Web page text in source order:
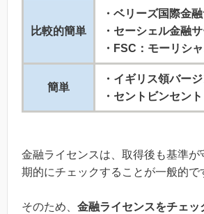
比較的簡単
・ベリーズ国際金
・セーシェル金融
・FSC：モーリシ
簡単
・イギリス領バー
・セントビンセン
金融ライセンスは、取得後も基準が
期的にチェックすることが一般的で
そのため、 金融ライセンスをチェッ